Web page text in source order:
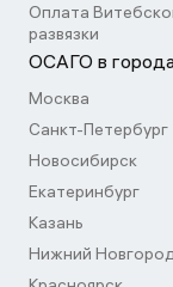
Оплата
развязки
ОСАГО в
Москва
Санкт-Петербург
Новосибирск
Екатеринбург
Казань
Нижний